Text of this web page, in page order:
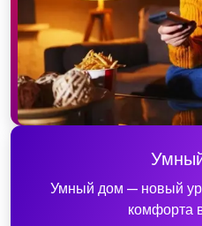
Умный дом — новый
комфорта